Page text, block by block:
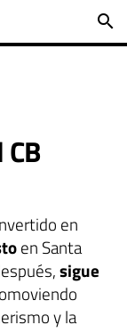
search
en
en Santa
sigue
y la